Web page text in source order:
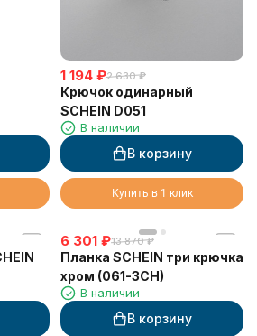
1 194 ₽2 630 ₽
Крючок одинарный
SCHEIN D051
В наличии
В корзину
Купить в 1 клик
6 301 ₽13 870 ₽
Планка SCHEIN три крючка
хром (061-3CH)
В наличии
В корзину